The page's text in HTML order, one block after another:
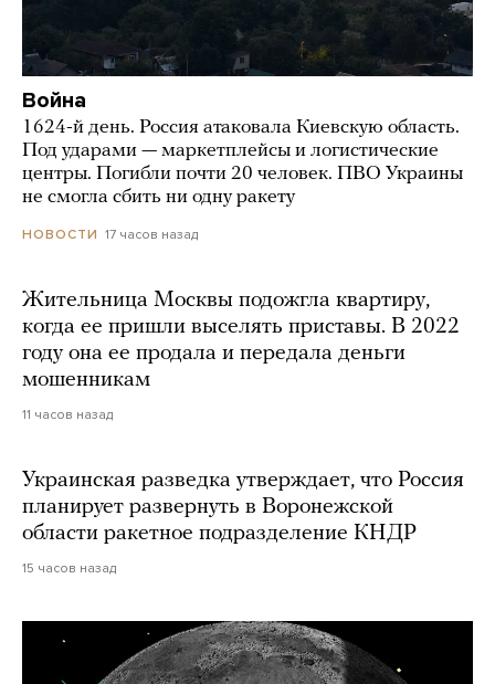
Война
1624-й день. Россия атаковала Киевскую область.
Под ударами — маркетплейсы и логистические
центры. Погибли почти 20 человек. ПВО Украины
не смогла сбить ни одну ракету
НОВОСТИ 17 часов назад
Жительница Москвы подожгла квартиру,
когда ее пришли выселять приставы. В 2022
году она ее продала и передала деньги
мошенникам
11 часов назад
Украинская разведка утверждает, что Россия
планирует развернуть в Воронежской
области ракетное подразделение КНДР
15 часов назад